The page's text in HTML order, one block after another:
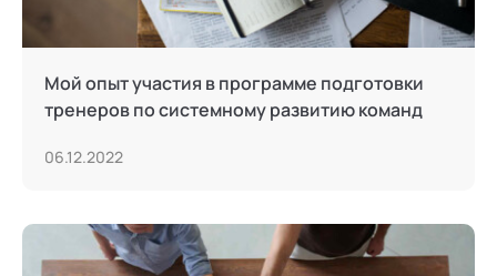
Мой опыт участия в программе подготовки
тренеров по системному развитию команд
06.12.2022